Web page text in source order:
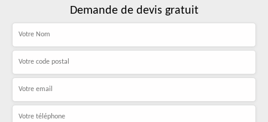
Demande de devis gratuit